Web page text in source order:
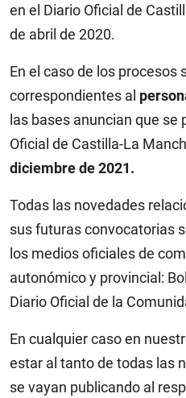
en el Diario Oficial de
de abril de 2020.
En el caso de los procesos
correspondientes al
las bases anuncian que se
Oficial de Castilla-La
diciembre de 2021.
Todas las novedades
sus futuras convocatorias
los medios oficiales de
autonómico y provincial:
Diario Oficial de la
En cualquier caso en
estar al tanto de todas las
se vayan publicando al